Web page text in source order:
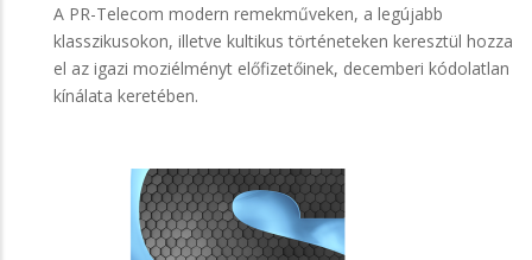
A PR-Telecom modern remekműveken, a legújabb
klasszikusokon, illetve kultikus történeteken keresztül hozza
el az igazi moziélményt előfizetőinek, decemberi kódolatlan
kínálata keretében.